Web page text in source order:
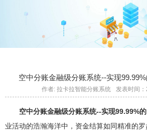
空中分账金融级分账系统--实现
作者: 拉卡拉智能分账系统 发表时间
空中分账金融级分账系统--实现99.99%的
业活动的浩瀚海洋中，资金结算如同精准的